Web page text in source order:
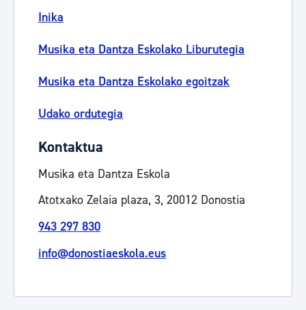
Inika
Musika eta Dantza Eskolako Liburutegia
Musika eta Dantza Eskolako egoitzak
Udako ordutegia
Kontaktua
Musika eta Dantza Eskola
Atotxako Zelaia plaza, 3, 20012 Donostia
943 297 830
info@donostiaeskola.eus